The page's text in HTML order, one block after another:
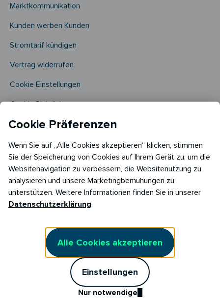
Marktkommunikation
Kunden werben Kunden
Stromtarif kündigen
Vertrag widerrufen
Cookie Einstellungen
Cookie Richtlinie​
Copyright © 2026
RABOT Energy DE GmbH
Hopfenmarkt 33,
Cookie Präferenzen
Wenn Sie auf „Alle Cookies akzeptieren“ klicken, stimmen
Sie der Speicherung von Cookies auf Ihrem Gerät zu, um die
Websitenavigation zu verbessern, die Websitenutzung zu
analysieren und unsere Marketingbemühungen zu
unterstützen. Weitere Informationen finden Sie in unserer
Datenschutzerklärung.
Alle Cookies akzeptieren
Einstellungen
Nur notwendige